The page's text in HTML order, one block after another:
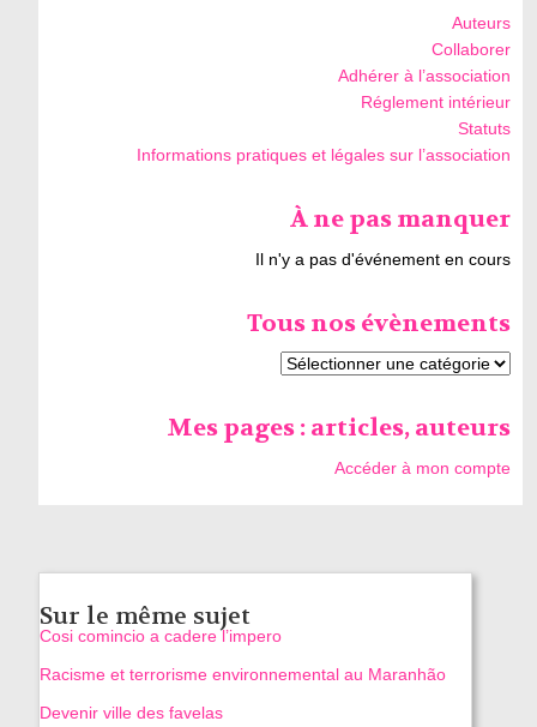
Auteurs
Collaborer
Adhérer à l’association
Réglement intérieur
Statuts
Informations pratiques et légales sur l’association
À ne pas manquer
Il n'y a pas d'événement en cours
Tous nos évènements
Mes pages : articles, auteurs
Accéder à mon compte
Sur le même sujet
Cosi comincio a cadere l’impero
Racisme et terrorisme environnemental au Maranhão
Devenir ville des favelas